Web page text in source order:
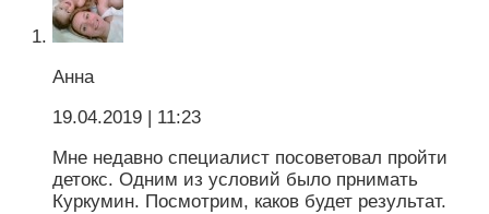
Анна
19.04.2019
| 11:23
Мне недавно специалист посоветовал пройти
детокс. Одним из условий было прнимать
Куркумин. Посмотрим, каков будет результат.